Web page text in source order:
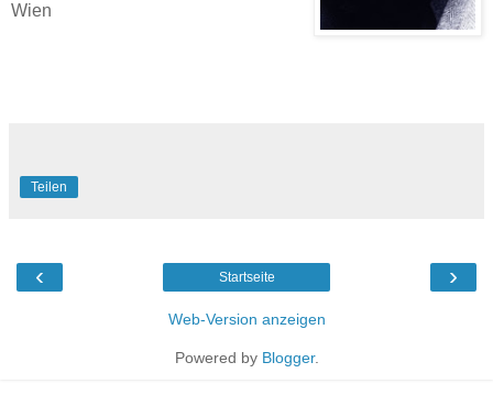
Wien
Teilen
‹ ›
Startseite
Web-Version anzeigen
Powered by Blogger.